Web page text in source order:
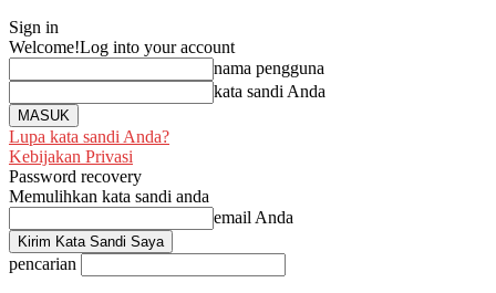
Sign in
Welcome!Log into your account
nama pengguna
kata sandi Anda
Lupa kata sandi Anda?
Kebijakan Privasi
Password recovery
Memulihkan kata sandi anda
email Anda
pencarian